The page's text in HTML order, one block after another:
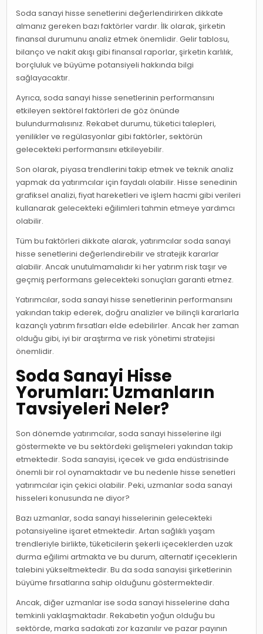
Soda sanayi hisse senetlerini değerlendirirken dikkate
almanız gereken bazı faktörler vardır. İlk olarak, şirketin
finansal durumunu analiz etmek önemlidir. Gelir tablosu,
bilanço ve nakit akışı gibi finansal raporlar, şirketin karlılık,
borçluluk ve büyüme potansiyeli hakkında bilgi
sağlayacaktır.
Ayrıca, soda sanayi hisse senetlerinin performansını
etkileyen sektörel faktörleri de göz önünde
bulundurmalısınız. Rekabet durumu, tüketici talepleri,
yenilikler ve regülasyonlar gibi faktörler, sektörün
gelecekteki performansını etkileyebilir.
Son olarak, piyasa trendlerini takip etmek ve teknik analiz
yapmak da yatırımcılar için faydalı olabilir. Hisse senedinin
grafiksel analizi, fiyat hareketleri ve işlem hacmi gibi verileri
kullanarak gelecekteki eğilimleri tahmin etmeye yardımcı
olabilir.
Tüm bu faktörleri dikkate alarak, yatırımcılar soda sanayi
hisse senetlerini değerlendirebilir ve stratejik kararlar
alabilir. Ancak unutulmamalıdır ki her yatırım risk taşır ve
geçmiş performans gelecekteki sonuçları garanti etmez.
Yatırımcılar, soda sanayi hisse senetlerinin performansını
yakından takip ederek, doğru analizler ve bilinçli kararlarla
kazançlı yatırım fırsatları elde edebilirler. Ancak her zaman
olduğu gibi, iyi bir araştırma ve risk yönetimi stratejisi
önemlidir.
Soda Sanayi Hisse
Yorumları: Uzmanların
Tavsiyeleri Neler?
Son dönemde yatırımcılar, soda sanayi hisselerine ilgi
göstermekte ve bu sektördeki gelişmeleri yakından takip
etmektedir. Soda sanayisi, içecek ve gıda endüstrisinde
önemli bir rol oynamaktadır ve bu nedenle hisse senetleri
yatırımcılar için çekici olabilir. Peki, uzmanlar soda sanayi
hisseleri konusunda ne diyor?
Bazı uzmanlar, soda sanayi hisselerinin gelecekteki
potansiyeline işaret etmektedir. Artan sağlıklı yaşam
trendleriyle birlikte, tüketicilerin şekerli içeceklerden uzak
durma eğilimi artmakta ve bu durum, alternatif içeceklerin
talebini yükseltmektedir. Bu da soda sanayisi şirketlerinin
büyüme fırsatlarına sahip olduğunu göstermektedir.
Ancak, diğer uzmanlar ise soda sanayi hisselerine daha
temkinli yaklaşmaktadır. Rekabetin yoğun olduğu bu
sektörde, marka sadakati zor kazanılır ve pazar payının